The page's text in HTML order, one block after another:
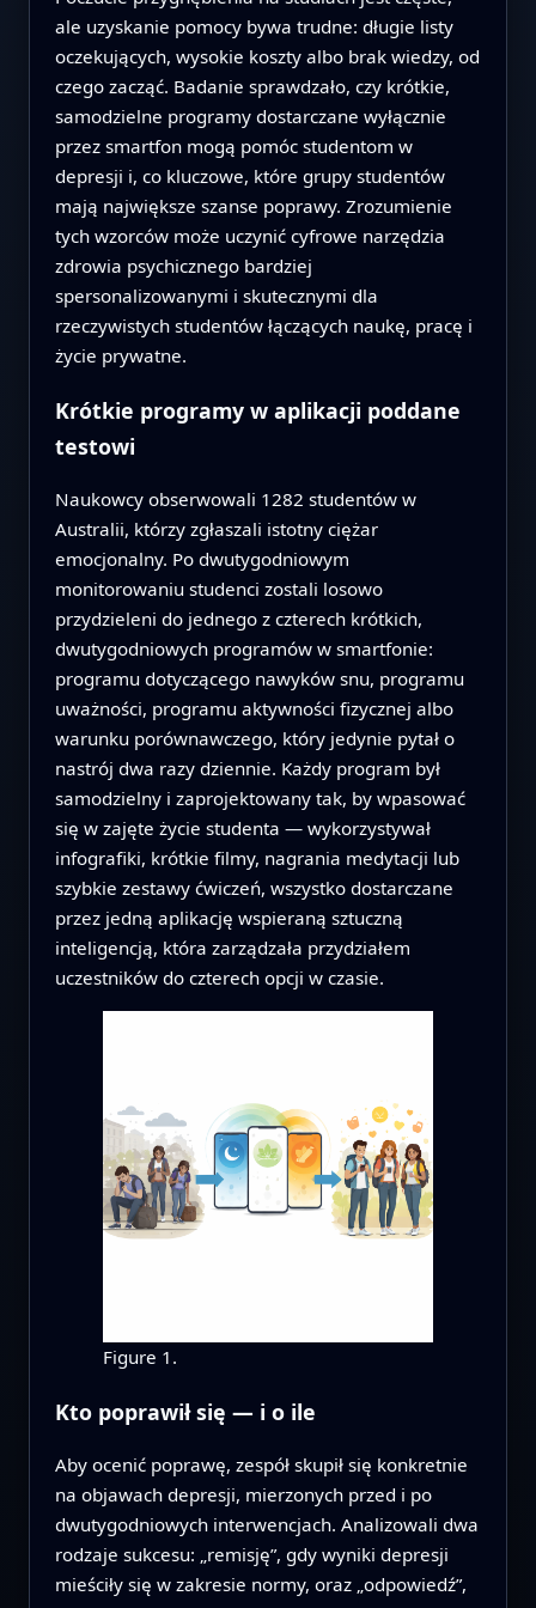
ale uzyskanie pomocy bywa trudne: długie listy
oczekujących, wysokie koszty albo brak wiedzy, od
czego zacząć. Badanie sprawdzało, czy krótkie,
samodzielne programy dostarczane wyłącznie
przez smartfon mogą pomóc studentom w
depresji i, co kluczowe, które grupy studentów
mają największe szanse poprawy. Zrozumienie
tych wzorców może uczynić cyfrowe narzędzia
zdrowia psychicznego bardziej
spersonalizowanymi i skutecznymi dla
rzeczywistych studentów łączących naukę, pracę i
życie prywatne.
Krótkie programy w aplikacji poddane
testowi
Naukowcy obserwowali 1282 studentów w
Australii, którzy zgłaszali istotny ciężar
emocjonalny. Po dwutygodniowym
monitorowaniu studenci zostali losowo
przydzieleni do jednego z czterech krótkich,
dwutygodniowych programów w smartfonie:
programu dotyczącego nawyków snu, programu
uważności, programu aktywności fizycznej albo
warunku porównawczego, który jedynie pytał o
nastrój dwa razy dziennie. Każdy program był
samodzielny i zaprojektowany tak, by wpasować
się w zajęte życie studenta — wykorzystywał
infografiki, krótkie filmy, nagrania medytacji lub
szybkie zestawy ćwiczeń, wszystko dostarczane
przez jedną aplikację wspieraną sztuczną
inteligencją, która zarządzała przydziałem
uczestników do czterech opcji w czasie.
Figure 1.
Kto poprawił się — i o ile
Aby ocenić poprawę, zespół skupił się konkretnie
na objawach depresji, mierzonych przed i po
dwutygodniowych interwencjach. Analizowali dwa
rodzaje sukcesu: „remisję”, gdy wyniki depresji
mieściły się w zakresie normy, oraz „odpowiedź”,